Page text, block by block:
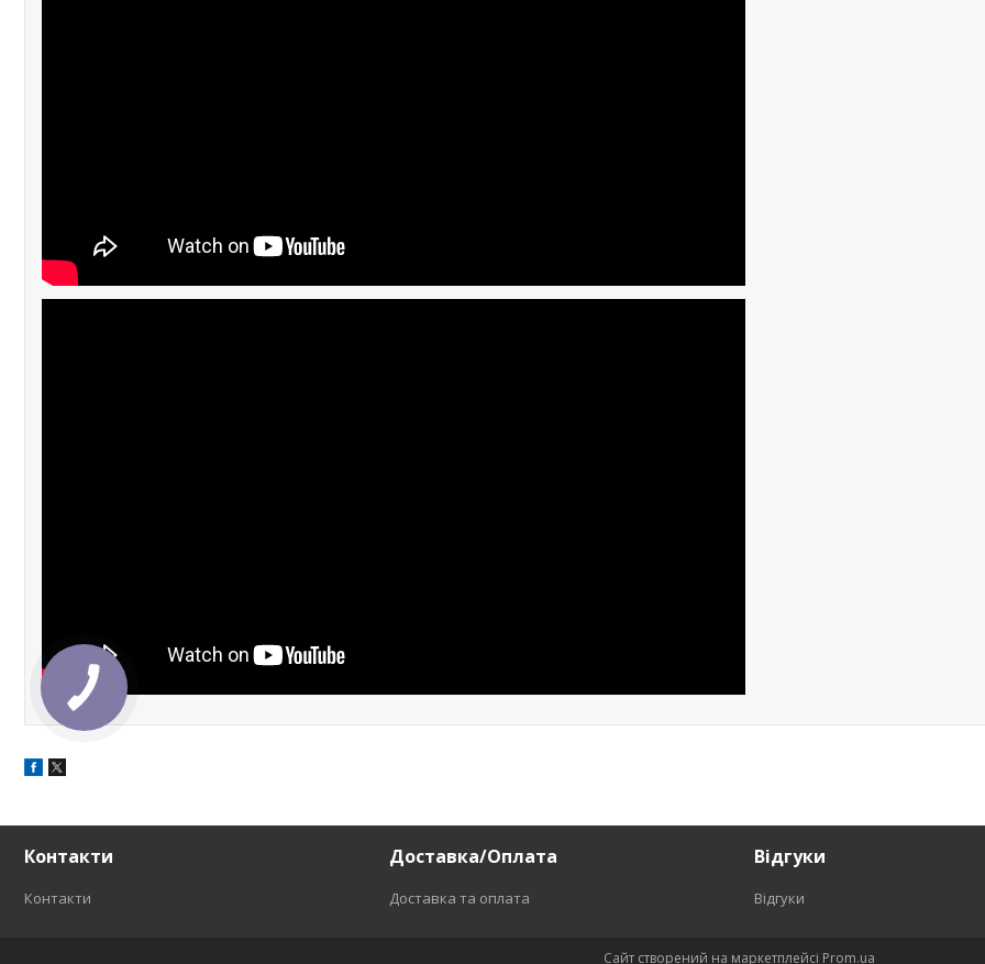
Контакти
Контакти
Доставка/Оплата
Доставка та оплата
Відгуки
Відгуки
Сайт створений на маркетплейсі Prom.ua